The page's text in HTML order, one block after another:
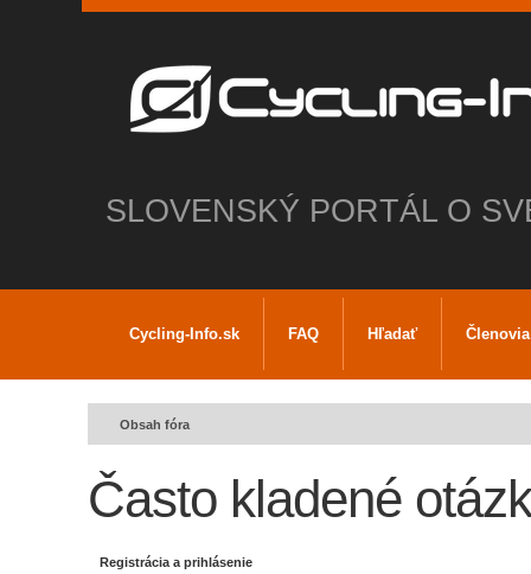
SLOVENSKÝ PORTÁL O
Cycling-Info.sk FAQ Hľadať Členovia
Obsah fóra
Často kladené
Registrácia a prihlásenie